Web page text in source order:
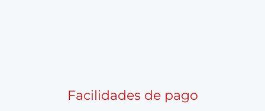
Facilidades de pago